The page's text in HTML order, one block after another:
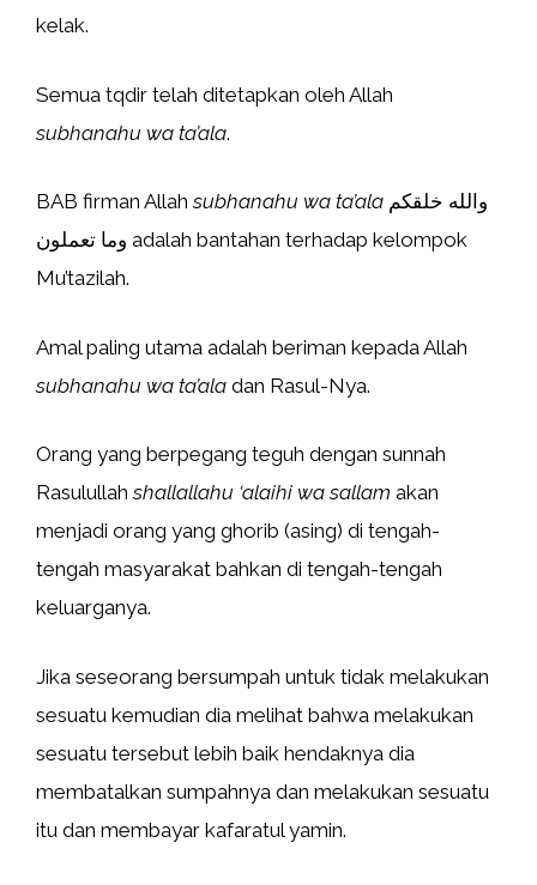
kelak.
Semua tqdir telah ditetapkan oleh Allah
subhanahu wa ta’ala.
BAB firman Allahsubhanahu wa ta’ala
وما تعملون adalah bantahan terhadap kelompok
Mu’tazilah.
Amal paling utama adalah beriman kepada Allah
subhanahu wa ta’ala dan Rasul-Nya.
Orang yang berpegang teguh dengan sunnah
Rasulullahshallallahu ‘alaihi wa sallam akan
menjadi orang yang ghorib (asing) di tengah-
tengah masyarakat bahkan di tengah-tengah
keluarganya.
Jika seseorang bersumpah untuk tidak melakukan
sesuatu kemudian dia melihat bahwa melakukan
sesuatu tersebut lebih baik hendaknya dia
membatalkan sumpahnya dan melakukan sesuatu
itu dan membayar kafaratul yamin.